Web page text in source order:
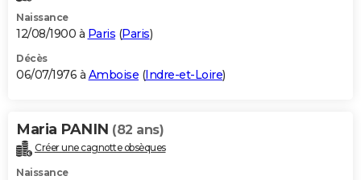
Naissance
12/08/1900 à Paris (Paris)
Décès
06/07/1976 à Amboise (Indre-et-Loire)
Maria PANIN (82 ans)
Créer une cagnotte obsèques
Naissance